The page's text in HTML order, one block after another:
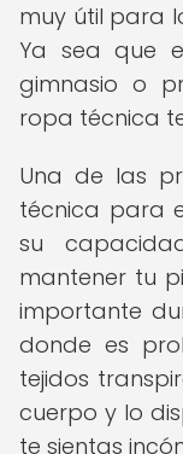
muy útil para
Ya sea que
gimnasio o
ropa técnica
Una de las
técnica para
su
mantener tu
importante
donde es
tejidos
cuerpo y lo
te sientas